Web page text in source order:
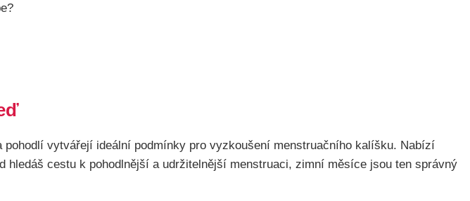
pohodlí vytvářejí ideální podmínky pro vyzkoušení menstruačního kalíšku. Nabízí
cestu k pohodlnější a udržitelnější menstruaci, zimní měsíce jsou ten správný